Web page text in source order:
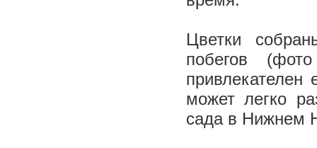
Цветки
побегов
привлекателен
может легко
сада в Нижнем